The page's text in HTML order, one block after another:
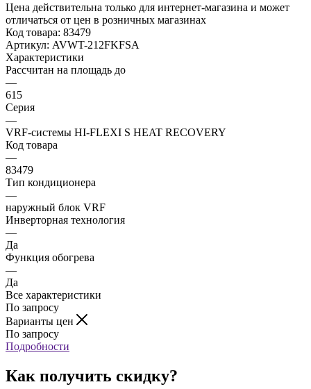
Цена действительна только для интернет-магазина и может
отличаться от цен в розничных магазинах
Код товара: 83479
Артикул: AVWT-212FKFSA
Характеристики
Рассчитан на площадь до
—
615
Серия
—
VRF-системы HI-FLEXI S HEAT RECOVERY
Код товара
—
83479
Тип кондиционера
—
наружный блок VRF
Инверторная технология
—
Да
Функция обогрева
—
Да
Все характеристики
По запросу
Варианты цен
По запросу
Подробности
Как получить скидку?